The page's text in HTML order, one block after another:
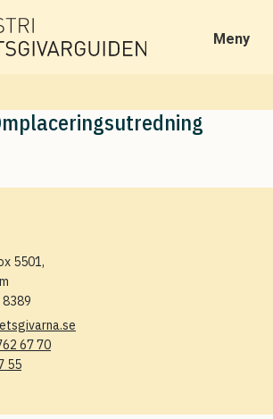
Meny
5501,
67 70
55